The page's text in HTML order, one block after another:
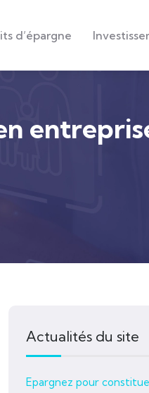
d’épargne
Actualités du site
Epargnez pour